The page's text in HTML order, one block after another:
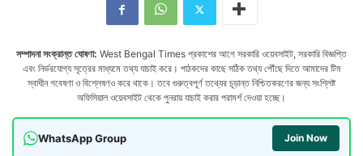
সম্পাদনা সংক্রান্ত ঘোষণা: West Bengal Times প্রকাশের আগে সরকারি ওয়েবসাইট, সরকারি বিজ্ঞপ্তি
এবং নির্ভরযোগ্য সূত্রের মাধ্যমে তথ্য যাচাই করে। পাঠকদের কাছে সঠিক তথ্য পৌঁছে দিতে আমাদের টিম
স্বাধীন গবেষণা ও বিশ্লেষণও করে থাকে। তবে গুরুত্বপূর্ণ তথ্যের চূড়ান্ত নিশ্চিতকরণের জন্য সংশ্লিষ্ট
অফিসিয়াল ওয়েবসাইট থেকে পুনরায় যাচাই করার পরামর্শ দেওয়া হচ্ছে।
WhatsApp Group Join Now